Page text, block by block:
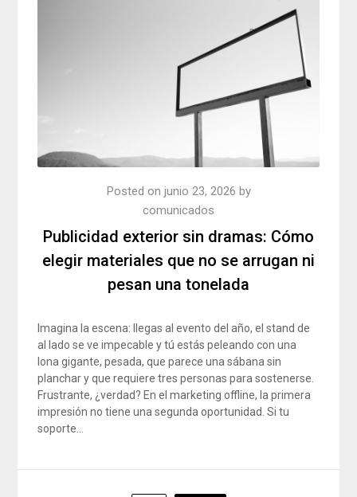
Publicidad exterior sin dramas: Cómo
elegir materiales que no se arrugan ni
pesan una tonelada
Posted on junio 23, 2026 by
comunicados
Imagina la escena: llegas al evento del año, el stand de
al lado se ve impecable y tú estás peleando con una
lona gigante, pesada, que parece una sábana sin
planchar y que requiere tres personas para sostenerse.
Frustrante, ¿verdad? En el marketing offline, la primera
impresión no tiene una segunda oportunidad. Si tu
soporte…